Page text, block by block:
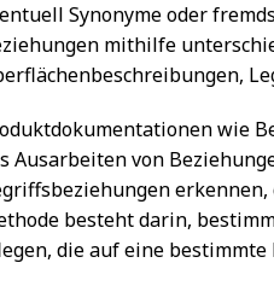
Synonyme oder
mithilfe
wie
Ausarbeiten von
besteht darin,
die auf eine